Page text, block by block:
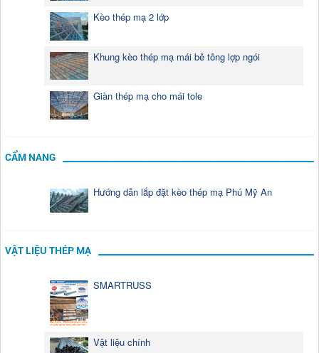
Kèo thép mạ 2 lớp
Khung kèo thép mạ mái bê tông lợp ngói
Giàn thép mạ cho mái tole
CẨM NANG
Hướng dẫn lắp đặt kèo thép mạ Phú Mỹ An
VẬT LIỆU THÉP MẠ
SMARTRUSS
Vật liệu chính